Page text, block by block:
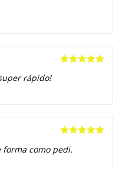
rápido!
de 5
forma como pedi.